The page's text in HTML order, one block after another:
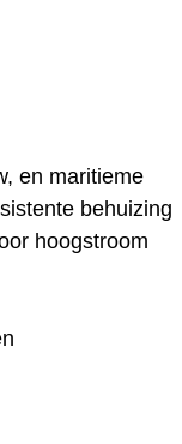
en maritieme
behuizing
hoogstroom